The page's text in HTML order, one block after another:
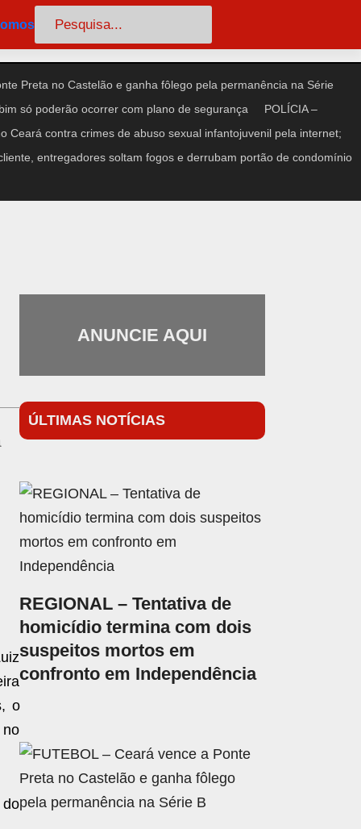
Pesquisar
Preta no Castelão e ganha fôlego pela permanência na Série
só poderão ocorrer com plano de segurança
POLÍCIA –
Ceará contra crimes de abuso sexual infantojuvenil pela internet;
entregadores soltam fogos e derrubam portão de condomínio
o
no
do
ANUNCIE AQUI
ÚLTIMAS NOTÍCIAS
REGIONAL – Tentativa de
homicídio termina com dois
suspeitos mortos em
confronto em Independência